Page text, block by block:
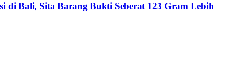
di Bali, Sita Barang Bukti Seberat 123 Gram Lebih